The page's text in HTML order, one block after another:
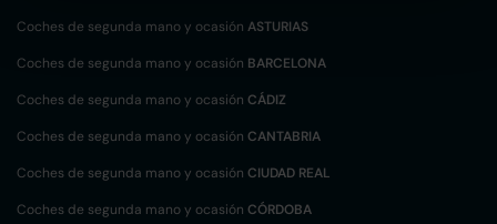
Coches de segunda mano y ocasión ASTURIAS
Coches de segunda mano y ocasión BARCELONA
Coches de segunda mano y ocasión CÁDIZ
Coches de segunda mano y ocasión CANTABRIA
Coches de segunda mano y ocasión CIUDAD REAL
Coches de segunda mano y ocasión CÓRDOBA